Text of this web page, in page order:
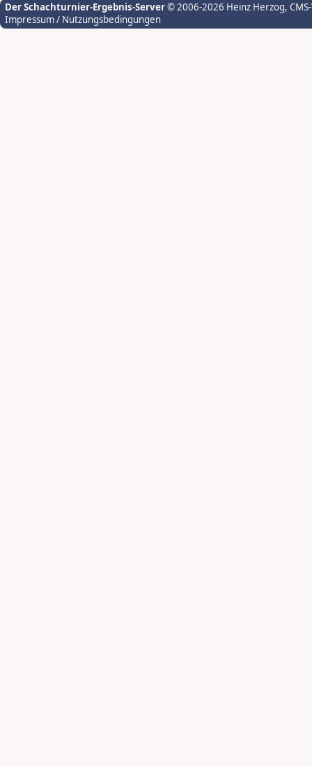
Der Schachturnier-Ergebnis-Server© 2006-2026 Heinz Herzog,
Impressum / Nutzungsbedingungen